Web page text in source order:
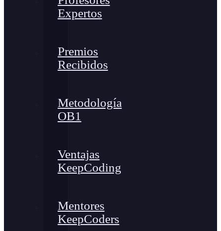
Expertos
Premios
Recibidos
Metodología
OB1
Ventajas
KeepCoding
Mentores
KeepCoders